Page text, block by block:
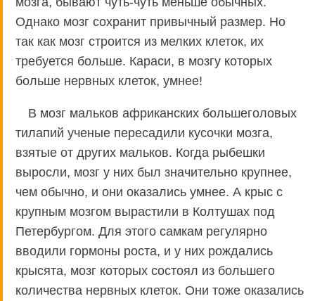
Однако мозг сохранит привычный размер. Но
так как мозг строится из мелких клеток, их
требуется больше. Караси, в мозгу которых
больше нервных клеток, умнее!
В мозг мальков африканских большеголовых
тилапий ученые пересадили кусочки мозга,
взятые от других мальков. Когда рыбешки
выросли, мозг у них был значительно крупнее,
чем обычно, и они оказались умнее. А крыс с
крупным мозгом вырастили в Колтушах под
Петербургом. Для этого самкам регулярно
вводили гормоны роста, и у них рождались
крысята, мозг которых состоял из большего
количества нервных клеток. Они тоже оказались